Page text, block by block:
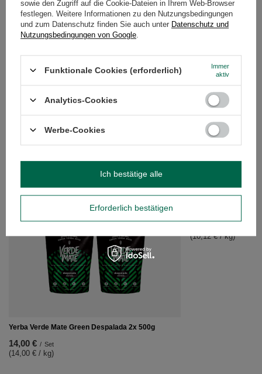
DETAILLIERTE DATEN
Brauchen Sie Hilfe? Haben Sie Fragen?
interessantesten Fragen und Antworten für
Stelle eine Frage
EMPFOHLENE PRODUKTE
Yerba Verde Mate Green Despalada 2x 500g
14,00 € / Set
(14,00 € / kg)
(10,12 € / kg)
sowie den Zugriff auf die Cookie-Dateien in Ihrem Web-Browser
festlegen. Weitere Informationen zu den Nutzungsbedingungen
und zum Datenschutz finden Sie auch unter Datenschutz und
Nutzungsbedingungen von Google
Funktionale Cookies (erforderlich)
Immer
aktiv
Analytics-Cookies
Werbe-Cookies
Erforderlich bestätigen
Ich bestätige alle